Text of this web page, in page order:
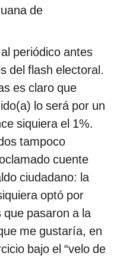
de
periódico antes
del flash electoral.
es claro que
lo será por un
siquiera el 1%.
tampoco
cuente
ciudadano: la
optó por
pasaron a la
me gustaría, en
bajo el “velo de